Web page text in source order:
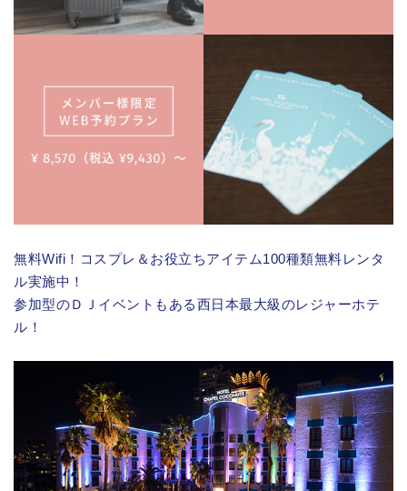
無料Wifi！コスプレ＆お役立ちアイテム100種類無料レンタ
ル実施中！
参加型のＤＪイベントもある西日本最大級のレジャーホテ
ル！